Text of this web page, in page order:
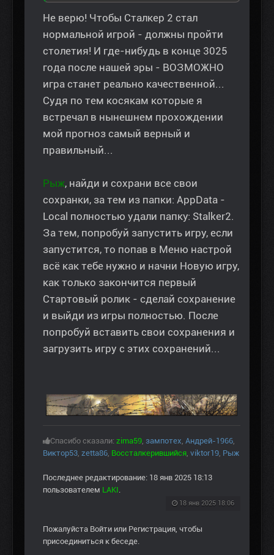
Не верю! Чтобы Сталкер 2 стал
нормальной игрой - должны пройти
столетия! И где-нибудь в конце 3025
года после нашей эры - ВОЗМОЖНО
игра станет реально качественной...
Судя по тем косякам которые я
встречал в нынешнем прохождении
мой прогноз самый верный и
правильный...
Рыж, найди и сохрани все свои
сохранки, за тем из папки: AppData -
Local полностью удали папку: Stalker2.
За тем, попробуй запустить игру, если
запустится, то попав в Меню настрой
всё как тебе нужно и начни Новую игру,
как только закончится первый
Стартовый ролик - сделай сохранение
и выйди из игры полностью. После
попробуй вставить свои сохранения и
загрузить игру с этих сохранений...
Спасибо сказали: zima59, зампотех, Андрей-1966,
Виктор53, zetta86, Воссталкерившийся, viktor19, Рыж
Последнее редактирование: 18 янв 2025 18:13
пользователем LAKI.
18 янв 2025 18:06
Пожалуйста Войти или Регистрация, чтобы
присоединиться к беседе.